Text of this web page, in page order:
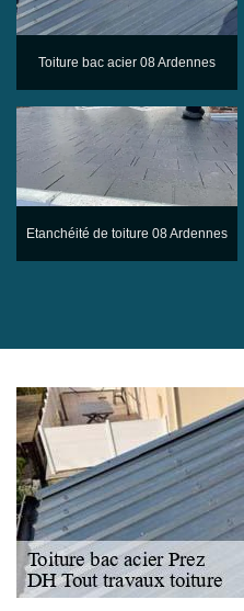
Toiture bac acier 08 Ardennes
Etanchéité de toiture 08 Ardennes